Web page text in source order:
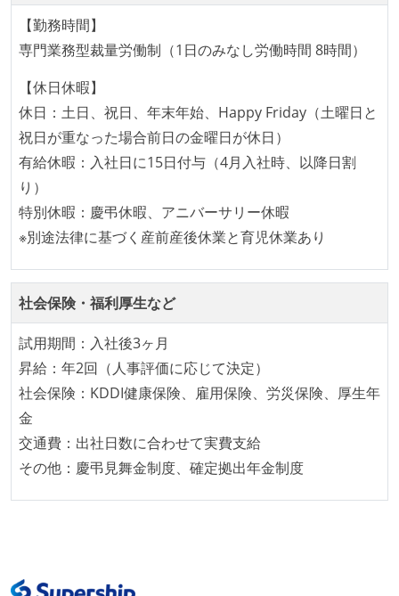
ング部門の人間が経営に参加している
社外から登壇を依頼・指名を受けるようなエンジニア
が在籍している
エンジニアが自発的に外部のイベントやカンファレン
スに登壇している
最新技術を追いかけるための社内勉強会が定期開催さ
れ、参加者が自主的に参加している
している
開発メンバーの裁量
設計・実装から運用までを同じ開発チームが担い、フ
ロントエンド、バックエンド、インフラといった役割
の境界を超えて、個人が必要な範囲にまで染み出して
いく姿勢が根付いている
ユーザーのニーズや課題を理解するために、開発チー
る
1年以内に、技術負債を解消するためのプロジェクト
企画を決定する場に、実装を担当する開発メンバーが
【勤務時間】
専門業務型裁量労働制（1日のみなし労働時間 8時間）
【休日休暇】
休日：土日、祝日、年末年始、Happy Friday（土曜日と
祝日が重なった場合前日の金曜日が休日）
有給休暇：入社日に15日付与（4月入社時、以降日割
り）
特別休暇：慶弔休暇、アニバーサリー休暇
※別途法律に基づく産前産後休業と育児休業あり
社会保険・福利厚生など
試用期間：入社後3ヶ月
昇給：年2回（人事評価に応じて決定）
社会保険：KDDI健康保険、雇用保険、労災保険、厚生年
金
交通費：出社日数に合わせて実費支給
その他：慶弔見舞金制度、確定拠出年金制度